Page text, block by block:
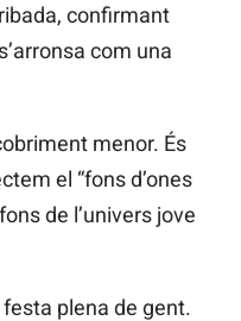
confirmant
com una
menor. És
el “fons d’ones
de l’univers jove
plena de gent.